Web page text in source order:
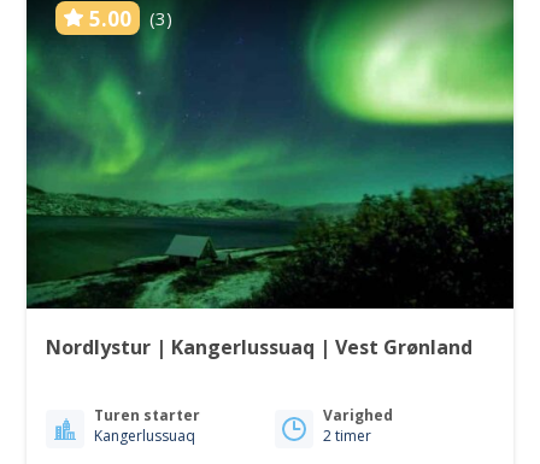
5.00 (3)
Nordlystur | Kangerlussuaq | Vest Grønland
Turen starter
Kangerlussuaq
Varighed
2 timer